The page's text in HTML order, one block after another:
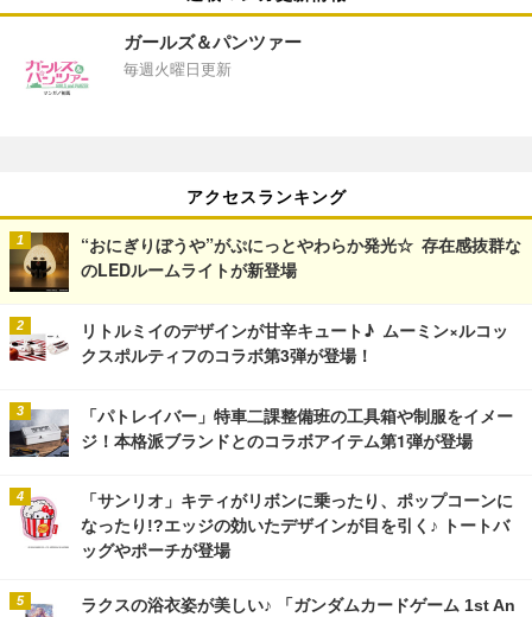
ガールズ＆パンツァー
毎週火曜日更新
アクセスランキング
“おにぎりぼうや”がぷにっとやわらか発光☆ 存在感抜群な
のLEDルームライトが新登場
リトルミイのデザインが甘辛キュート♪ ムーミン×ルコッ
クスポルティフのコラボ第3弾が登場！
「パトレイバー」特車二課整備班の工具箱や制服をイメー
ジ！本格派ブランドとのコラボアイテム第1弾が登場
「サンリオ」キティがリボンに乗ったり、ポップコーンに
なったり!?エッジの効いたデザインが目を引く♪ トートバ
ッグやポーチが登場
ラクスの浴衣姿が美しい♪ 「ガンダムカードゲーム 1st An